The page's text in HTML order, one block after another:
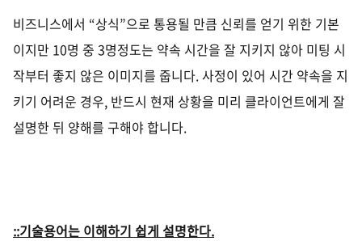
비즈니스에서 “상식”으로 통용될 만큼 신뢰를 얻기 위한 기본
이지만 10명 중 3명정도는 약속 시간을 잘 지키지 않아 미팅 시
작부터 좋지 않은 이미지를 줍니다. 사정이 있어 시간 약속을 지
키기 어려운 경우, 반드시 현재 상황을 미리 클라이언트에게 잘
설명한 뒤 양해를 구해야 합니다.
::기술용어는 이해하기 쉽게 설명한다.